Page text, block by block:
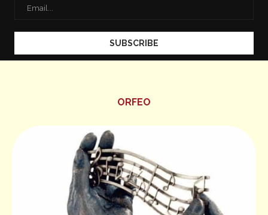
ORFEO